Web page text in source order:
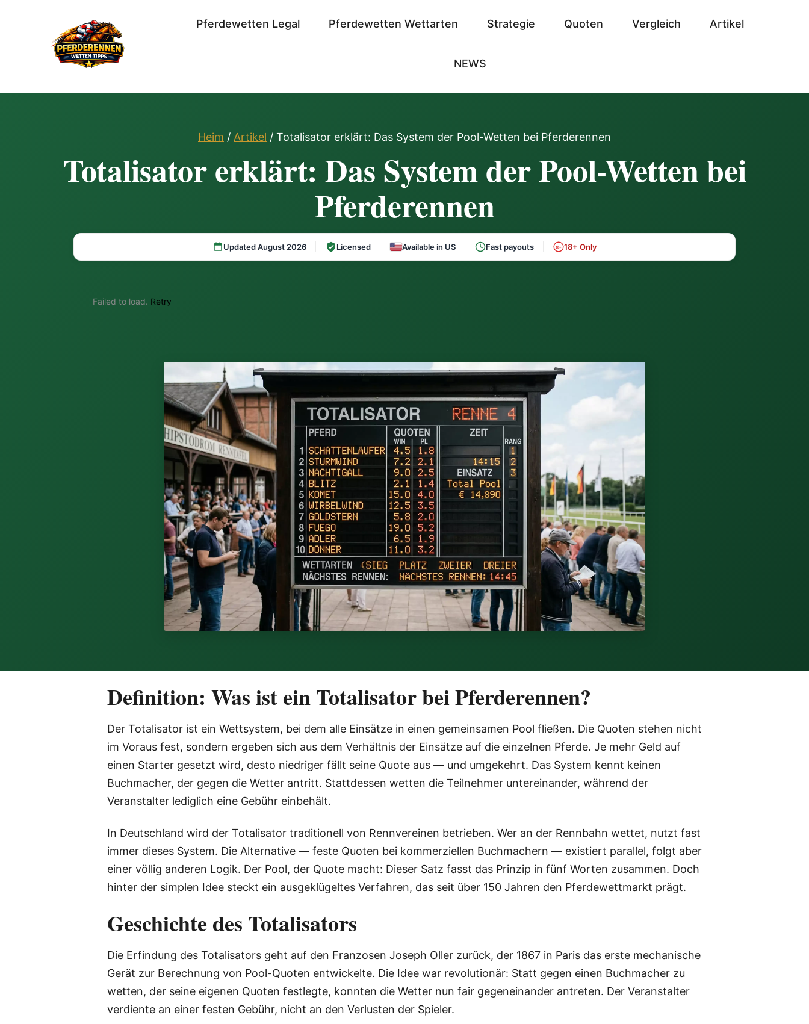
Pferdewetten Legal Pferdewetten Wettarten Strategie Quoten Vergleich Artikel
NEWS
Heim / Artikel / Totalisator erklärt: Das System der Pool-Wetten bei Pferderennen
Totalisator erklärt: Das System der Pool-Wetten bei
Pferderennen
Updated August 2026 Licensed Available in US Fast payouts 18+ 18+ Only
Failed to load. Retry
Definition: Was ist ein Totalisator bei Pferderennen?
Der Totalisator ist ein Wettsystem, bei dem alle Einsätze in einen gemeinsamen Pool fließen. Die Quoten stehen nicht
im Voraus fest, sondern ergeben sich aus dem Verhältnis der Einsätze auf die einzelnen Pferde. Je mehr Geld auf
einen Starter gesetzt wird, desto niedriger fällt seine Quote aus — und umgekehrt. Das System kennt keinen
Buchmacher, der gegen die Wetter antritt. Stattdessen wetten die Teilnehmer untereinander, während der
Veranstalter lediglich eine Gebühr einbehält.
In Deutschland wird der Totalisator traditionell von Rennvereinen betrieben. Wer an der Rennbahn wettet, nutzt fast
immer dieses System. Die Alternative — feste Quoten bei kommerziellen Buchmachern — existiert parallel, folgt aber
einer völlig anderen Logik. Der Pool, der Quote macht: Dieser Satz fasst das Prinzip in fünf Worten zusammen. Doch
hinter der simplen Idee steckt ein ausgeklügeltes Verfahren, das seit über 150 Jahren den Pferdewettmarkt prägt.
Geschichte des Totalisators
Die Erfindung des Totalisators geht auf den Franzosen Joseph Oller zurück, der 1867 in Paris das erste mechanische
Gerät zur Berechnung von Pool-Quoten entwickelte. Die Idee war revolutionär: Statt gegen einen Buchmacher zu
wetten, der seine eigenen Quoten festlegte, konnten die Wetter nun fair gegeneinander antreten. Der Veranstalter
verdiente an einer festen Gebühr, nicht an den Verlusten der Spieler.